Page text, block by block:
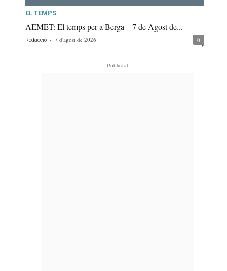
EL TEMPS
AEMET: El temps per a Berga – 7 de Agost de...
Redacció - 7 d'agost de 2026 0
- Publicitat -